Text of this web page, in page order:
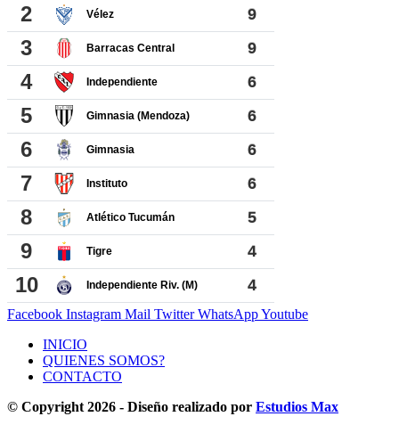
Facebook Instagram Mail Twitter WhatsAppYoutube
INICIO
QUIENES SOMOS?
CONTACTO
© Copyright 2026 - Diseño realizado por Estudios Max